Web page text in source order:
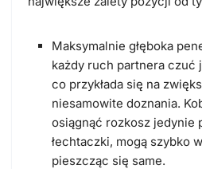
Maksymalnie głęboka
każdy ruch partnera czuć
co przykłada się na
niesamowite doznania.
osiągnąć rozkosz jedynie
łechtaczki, mogą szybko
pieszcząc się same.